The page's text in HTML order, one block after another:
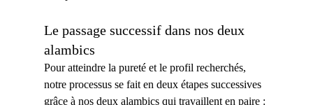
Le passage successif dans nos deux
alambics
Pour atteindre la pureté et le profil recherchés,
notre processus se fait en deux étapes successives
grâce à nos deux alambics qui travaillent en paire :